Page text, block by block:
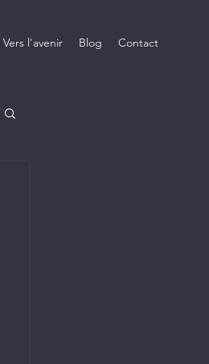
Vers l'avenir Blog Contact